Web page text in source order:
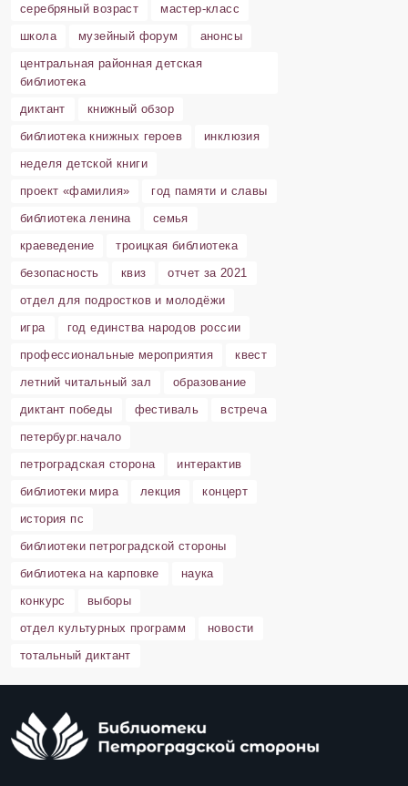
серебряный возраст
мастер-класс
школа
музейный форум
анонсы
центральная районная детская
библиотека
диктант
книжный обзор
библиотека книжных героев
инклюзия
неделя детской книги
проект «фамилия»
год памяти и славы
библиотека ленина
семья
краеведение
троицкая библиотека
безопасность
квиз
отчет за 2021
отдел для подростков и молодёжи
игра
год единства народов россии
профессиональные мероприятия
квест
летний читальный зал
образование
диктант победы
фестиваль
встреча
петербург.начало
петроградская сторона
интерактив
библиотеки мира
лекция
концерт
история пс
библиотеки петроградской стороны
библиотека на карповке
наука
конкурс
выборы
отдел культурных программ
новости
тотальный диктант